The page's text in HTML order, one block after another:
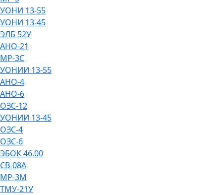
УОНИ 13-55
УОНИ 13-45
ЭЛБ 52У
АНО-21
МР-3С
УОНИИ 13-55
АНО-4
АНО-6
ОЗС-12
УОНИИ 13-45
ОЗС-4
ОЗС-6
ЭБОК 46.00
СВ-08А
МР-3М
ТМУ-21У